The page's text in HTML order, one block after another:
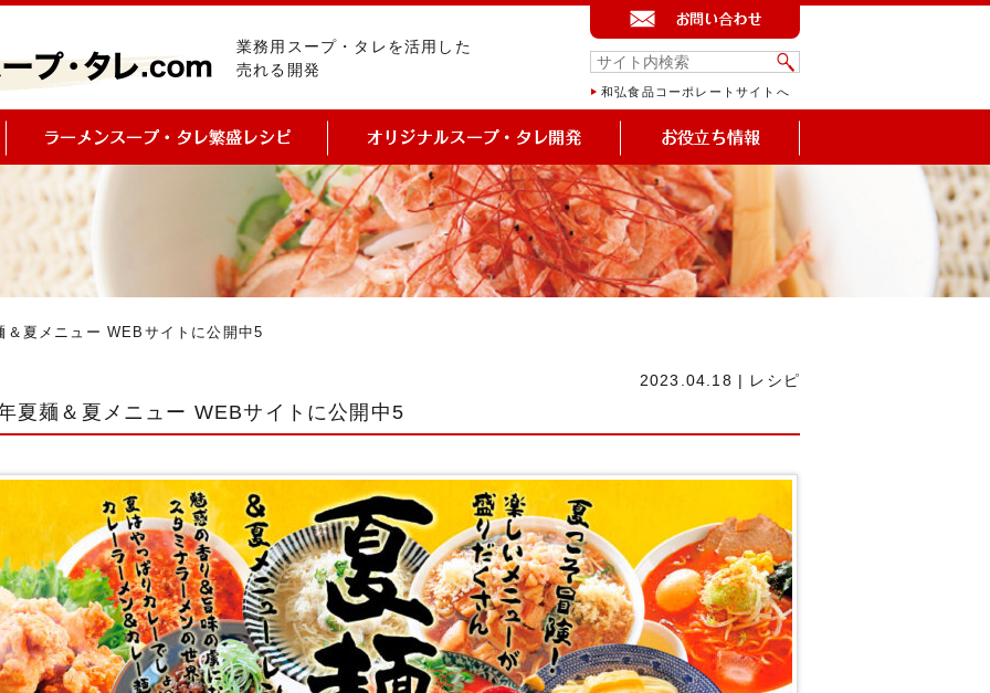
業務用スープ・タレを活用した
売れる開発
和弘食品コーポレートサイトへ
夏メニュー WEBサイトに公開中5
2023.04.18 | レシピ
夏麺＆夏メニュー WEBサイトに公開中5